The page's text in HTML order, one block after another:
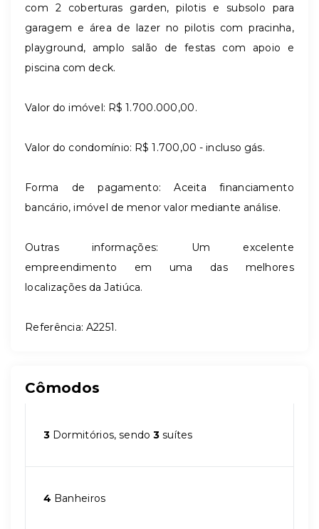
com 2 coberturas garden, pilotis e subsolo para
garagem e área de lazer no pilotis com pracinha,
playground, amplo salão de festas com apoio e
piscina com deck.
Valor do imóvel: R$ 1.700.000,00.
Valor do condomínio: R$ 1.700,00 - incluso gás.
Forma de pagamento: Aceita financiamento
bancário, imóvel de menor valor mediante análise.
Outras informações: Um excelente
empreendimento em uma das melhores
localizações da Jatiúca.
Referência: A2251.
Cômodos
3 Dormitórios, sendo3 suítes
4 Banheiros